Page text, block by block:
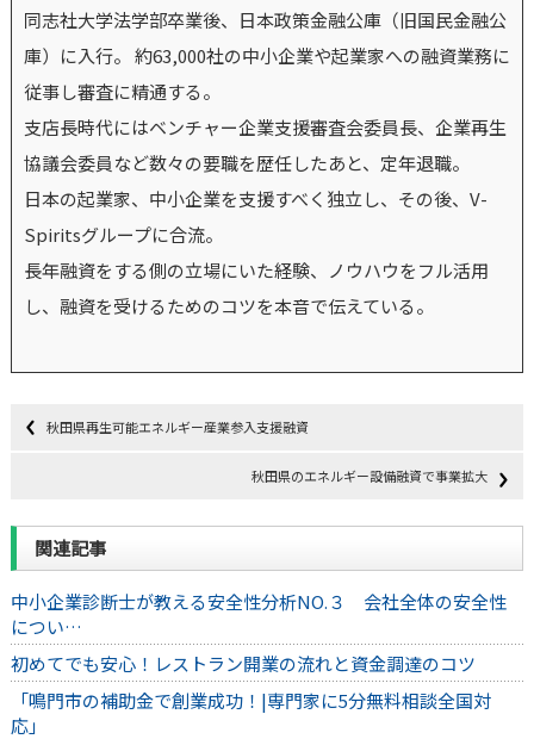
同志社大学法学部卒業後、日本政策金融公庫（旧国民金融公
庫）に入行。 約63,000社の中小企業や起業家への融資業務に
従事し審査に精通する。
支店長時代にはベンチャー企業支援審査会委員長、企業再生
協議会委員など数々の要職を歴任したあと、定年退職。
日本の起業家、中小企業を支援すべく独立し、その後、V-
Spiritsグループに合流。
長年融資をする側の立場にいた経験、ノウハウをフル活用
し、融資を受けるためのコツを本音で伝えている。
秋田県再生可能エネルギー産業参入支援融資
秋田県のエネルギー設備融資で事業拡大
関連記事
中小企業診断士が教える安全性分析NO.３ 会社全体の安全性
につい…
初めてでも安心！レストラン開業の流れと資金調達のコツ
「鳴門市の補助金で創業成功！|専門家に5分無料相談全国対
応」